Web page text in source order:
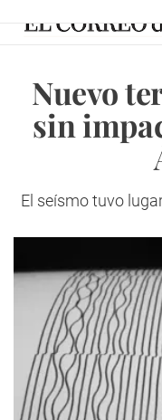
Nuevo
sin
El seísmo tuvo